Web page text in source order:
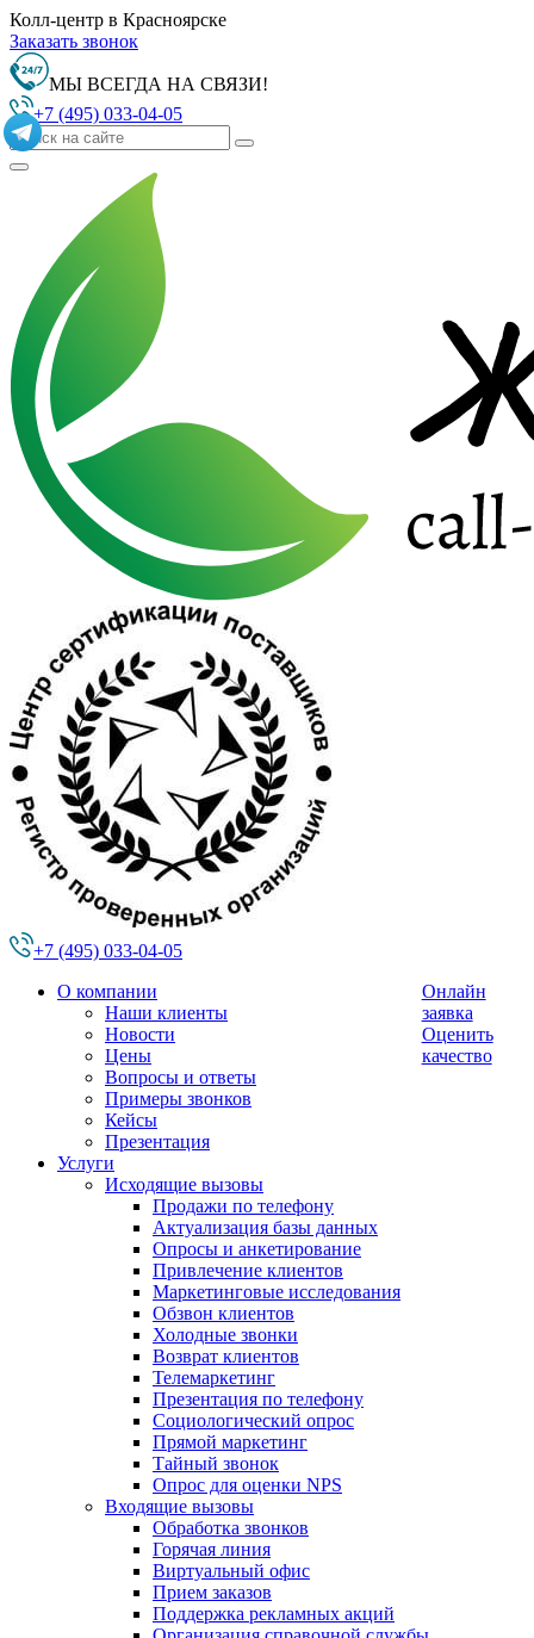
Колл-центр в Красноярске
Заказать звонок
МЫ ВСЕГДА НА СВЯЗИ!
+7 (495) 033-04-05
+7 (495) 033-04-05
Онлайн
заявка
Оценить
качество
О компании
Наши клиенты
Новости
Цены
Вопросы и ответы
Примеры звонков
Кейсы
Презентация
Услуги
Исходящие вызовы
Продажи по телефону
Актуализация базы данных
Опросы и анкетирование
Привлечение клиентов
Маркетинговые исследования
Обзвон клиентов
Холодные звонки
Возврат клиентов
Телемаркетинг
Презентация по телефону
Социологический опрос
Прямой маркетинг
Тайный звонок
Опрос для оценки NPS
Входящие вызовы
Обработка звонков
Горячая линия
Виртуальный офис
Прием заказов
Поддержка рекламных акций